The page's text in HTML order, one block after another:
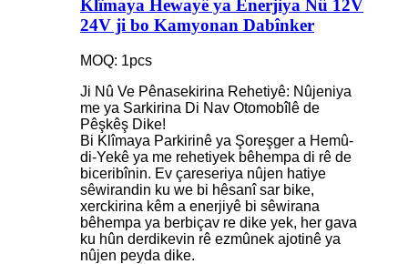
Klîmaya Hewayê ya Enerjiya Nû 12V
24V ji bo Kamyonan Dabînker
MOQ: 1pcs
Ji Nû Ve Pênasekirina Rehetiyê: Nûjeniya
me ya Sarkirina Di Nav Otomobîlê de
Pêşkêş Dike!
Bi Klîmaya Parkirinê ya Şoreşger a Hemû-
di-Yekê ya me rehetiyek bêhempa di rê de
biceribînin. Ev çareseriya nûjen hatiye
sêwirandin ku we bi hêsanî sar bike,
xerckirina kêm a enerjiyê bi sêwirana
bêhempa ya berbiçav re dike yek, her gava
ku hûn derdikevin rê ezmûnek ajotinê ya
nûjen peyda dike.